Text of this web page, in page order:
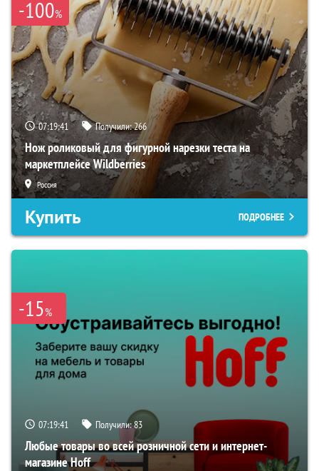
-100%
07:19:40 Получили:266
Нож роликовый для фигурной нарезки теста на
маркетплейсе Wildberries
Россия
Купить ПОДРОБНЕЕ
-15%
07:19:40 Получили:83
Любые товары во всей розничной сети и интернет-
магазине Hoff